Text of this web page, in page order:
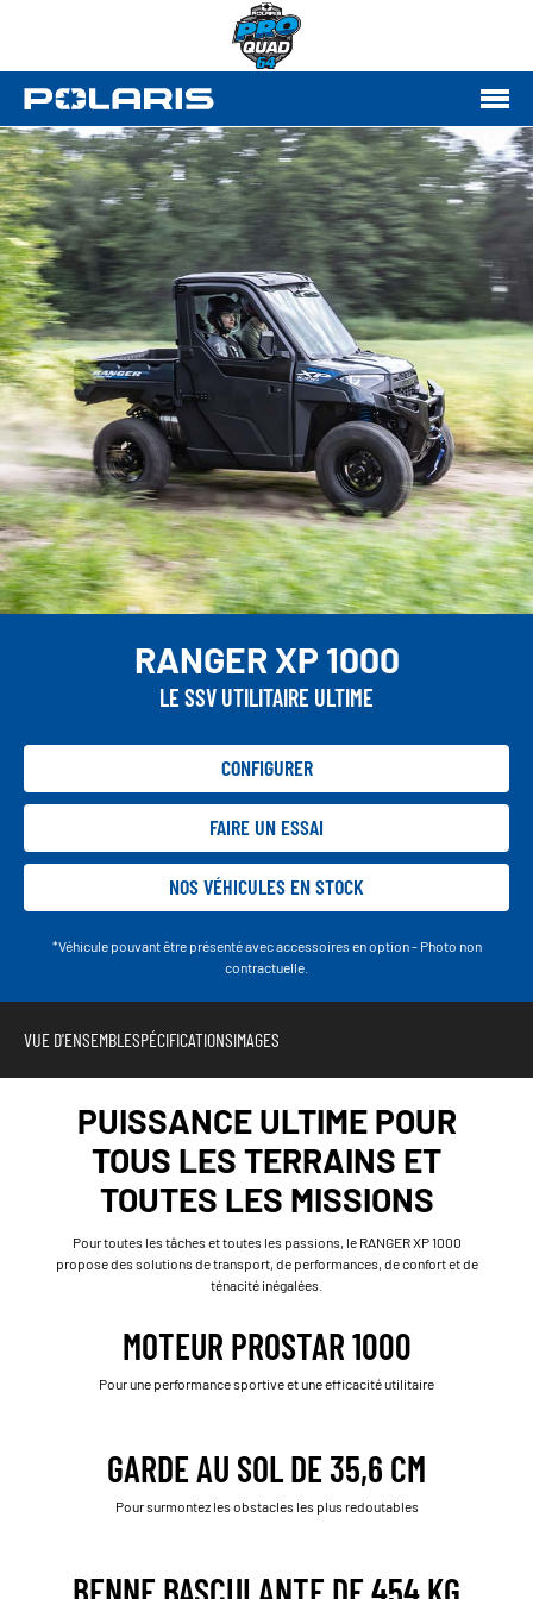
RANGER XP 1000
LE SSV UTILITAIRE ULTIME
CONFIGURER
FAIRE UN ESSAI
NOS VÉHICULES EN STOCK
*Véhicule pouvant être présenté avec accessoires en option - Photo non
contractuelle.
VUE D'ENSEMBLESPÉCIFICATIONSIMAGES
PUISSANCE ULTIME POUR
TOUS LES TERRAINS ET
TOUTES LES MISSIONS
Pour toutes les tâches et toutes les passions, le RANGER XP 1000
propose des solutions de transport, de performances, de confort et de
ténacité inégalées.
MOTEUR PROSTAR 1000
Pour une performance sportive et une efficacité utilitaire
GARDE AU SOL DE 35,6 CM
Pour surmontez les obstacles les plus redoutables